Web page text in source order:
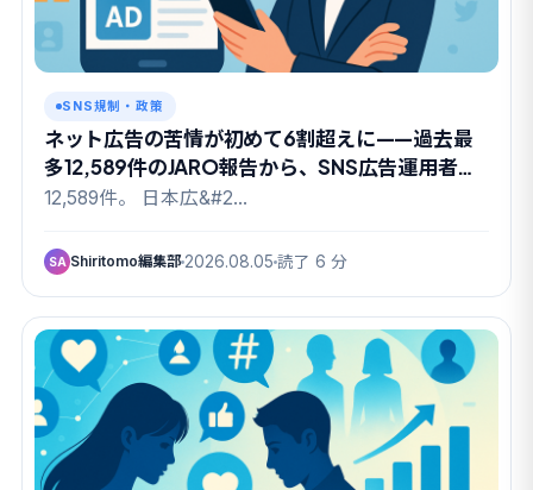
SNS規制・政策
ネット広告の苦情が初めて6割超えに——過去最
多12,589件のJARO報告から、SNS広告運用者が
読み取るべきこと
12,589件。 日本広&#2…
SA Shiritomo編集部 2026.08.05 読了 6 分